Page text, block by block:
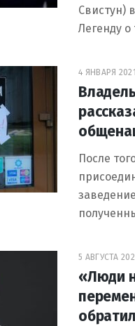
Свистун)
Легенду о
4 ЯНВАРЯ
После
5 АВГУСТА
«Люди